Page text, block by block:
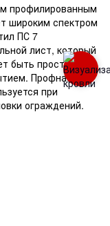
профилированным
широким спектром
ПС 7
лист, который
быть просто
Профнастил
при
ограждений.